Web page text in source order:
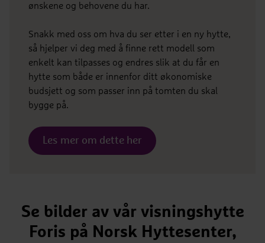
ønskene og behovene du har.
Snakk med oss om hva du ser etter i en ny hytte,
så hjelper vi deg med å finne rett modell som
enkelt kan tilpasses og endres slik at du får en
hytte som både er innenfor ditt økonomiske
budsjett og som passer inn på tomten du skal
bygge på.
Les mer om dette her
Se bilder av vår visningshytte
Foris på Norsk Hyttesenter,